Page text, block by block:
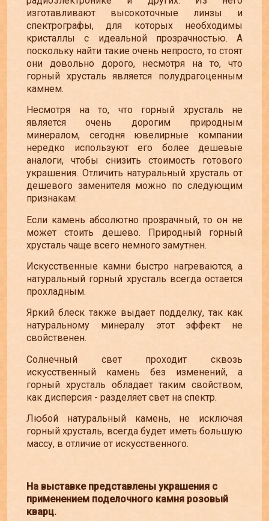
изготавливают высокоточные линзы и
спектрографы, для которых необходимы
кристаллы с идеальной прозрачностью. А
поскольку найти такие очень непросто, то стоят
они довольно дорого, несмотря на то, что
горный хрусталь является полудрагоценным
камнем.
Несмотря на то, что горный хрусталь не
является очень дорогим природным
минералом, сегодня ювелирные компании
нередко используют его более дешевые
аналоги, чтобы снизить стоимость готового
украшения. Отличить натуральный хрусталь от
дешевого заменителя можно по следующим
признакам:
Если камень абсолютно прозрачный, то он не
может стоить дешево. Природный горный
хрусталь чаще всего немного замутнен.
Искусственные камни быстро нагреваются, а
натуральный горный хрусталь всегда остается
прохладным.
Яркий блеск также выдает подделку, так как
натуральному минералу этот эффект не
свойственен.
Солнечный свет проходит сквозь
искусственный камень без изменений, а
горный хрусталь обладает таким свойством,
как дисперсия - разделяет свет на спектр.
Любой натуральный камень, не исключая
горный хрусталь, всегда будет иметь большую
массу, в отличие от искусственного.
На выставке представлены украшения с
применением поделочного камня розовый
кварц.